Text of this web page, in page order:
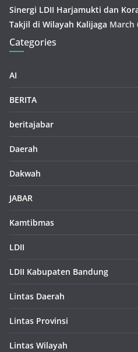
Sinergi LDII Harjamukti dan
Takjil di Wilayah Kalijaga March
Categories
AI
BERITA
beritajabar
Daerah
Dakwah
JABAR
Kamtibmas
LDII
LDII Kabupaten Bandung
Lintas Daerah
Lintas Provinsi
Lintas Wilayah